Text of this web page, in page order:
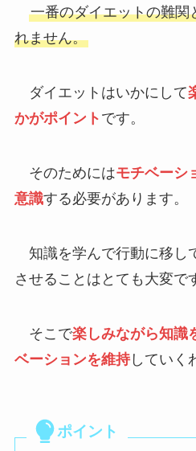
一番のダイエットの難関
れません。
ダイエットはいかにして
かがポイント です。
そのためにはモチベーシ
意識する必要があります。
知識を学んで行動に移し
させることはとても大変で
そこで楽しみながら知識
ベーションを維持していく
ポイント